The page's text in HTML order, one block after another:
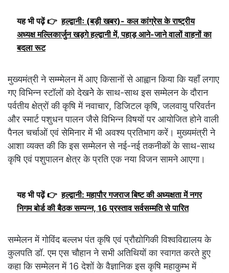
यह भी पढ़ें 👉 हल्द्वानीः (बड़ी खबर)- कल कांग्रेस के राष्ट्रीय
अध्यक्ष मल्लिकार्जुन खड़गे हल्द्वानी में, पहाड़ आने-जाने वालों वाहनों का
बदला रूट
मुख्यमंत्री ने सम्म्मेलन में आए किसानों से आह्वान किया कि यहाँ लगाए
गए विभिन्न स्टॉलों को देखनेे के साथ-साथ इस सम्मेलन के दौरान
पर्वतीय क्षेत्रों की कृषि में नवाचार, डिजिटल कृषि, जलवायु परिवर्तन
और स्मार्ट पशुधन पालन जैसे विभिन्न विषयों पर आयोजित होने वाली
पैनल चर्चाओं एवं सेमिनार में भी अवश्य प्रतिभाग करें। मुख्यमंत्री ने
आशा व्यक्त की कि इस सम्मेलन से नई-नई तकनीकों के साथ-साथ
कृषि एवं पशुपालन क्षेत्र के प्रति एक नया विजन सामने आएगा।
यह भी पढ़ें 👉 हल्द्वानी: महापौर गजराज बिष्ट की अध्यक्षता में नगर
निगम बोर्ड की बैठक सम्पन्न, 16 प्रस्ताव सर्वसम्मति से पारित
सम्मेलन में गोविंद बल्लभ पंत कृषि एवं प्रौद्योगिकी विश्वविद्यालय के
कुलपति डॉ. एम एस चौहान ने सभी अतिथियों का स्वागत करते हुए
कहा कि सम्मेलन में 16 देशों के वैज्ञानिक इस कृषि महाकुम्भ में